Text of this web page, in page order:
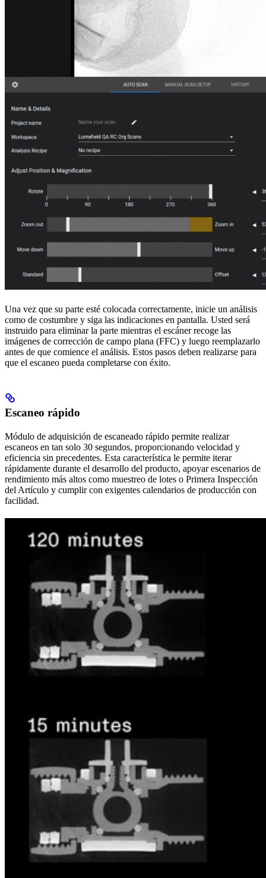
Una vez que su parte esté colocada correctamente, inicie un análisis
como de costumbre y siga las indicaciones en pantalla. Usted será
instruido para eliminar la parte mientras el escáner recoge las
imágenes de corrección de campo plana (FFC) y luego reemplazarlo
antes de que comience el análisis. Estos pasos deben realizarse para
que el escaneo pueda completarse con éxito.
Escaneo rápido
Módulo de adquisición de escaneado rápido permite realizar
escaneos en tan solo 30 segundos, proporcionando velocidad y
eficiencia sin precedentes. Esta característica le permite iterar
rápidamente durante el desarrollo del producto, apoyar escenarios de
rendimiento más altos como muestreo de lotes o Primera Inspección
del Artículo y cumplir con exigentes calendarios de producción con
facilidad.